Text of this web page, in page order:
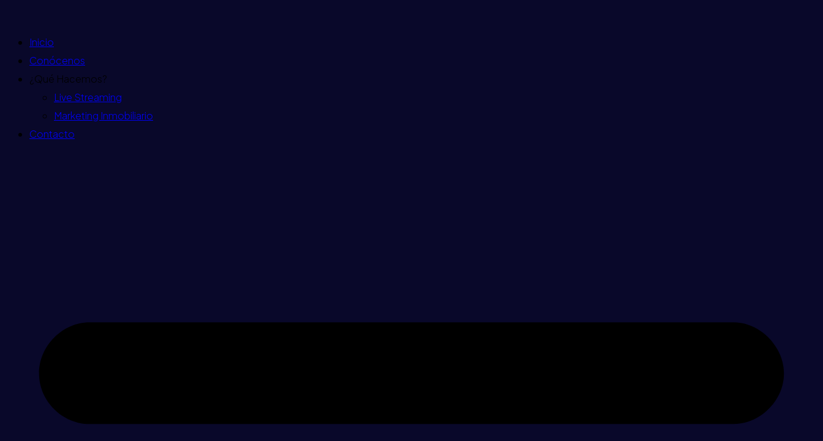
Inicio
Conócenos
¿Qué Hacemos?
Live Streaming
Marketing Inmobiliario
Contacto